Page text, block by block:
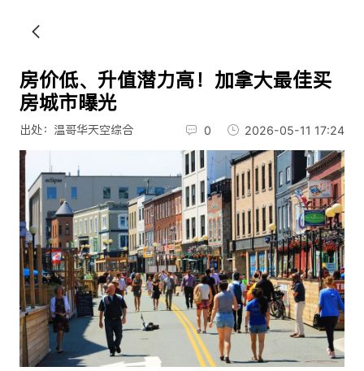
房价低、升值潜力高！加拿大最佳买
房城市曝光
出处：温哥华天空综合 0 2026-05-11 17:24